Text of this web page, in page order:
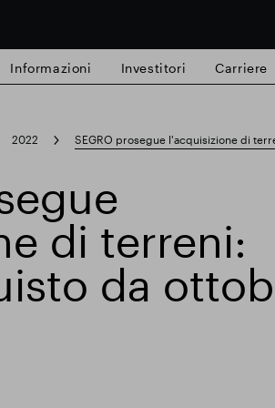
Slough proprietà commerciale
Informazioni Investitori Carriere
2022 SEGRO prosegue l'acquisizione di
di terreni:
da